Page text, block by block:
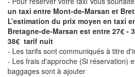
un taxi entre Mont-de-Marsan et
L’estimation du prix moyen en taxi
Bretagne-de-Marsan est entre 27€ -
38€ tarif nuit
- Les tarifs sont communiqués à titre
- Les frais d'approche (Si réservation)
baggages sont à ajouter